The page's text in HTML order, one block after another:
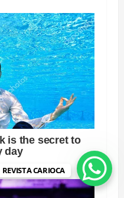
REVISTA CARIOCA